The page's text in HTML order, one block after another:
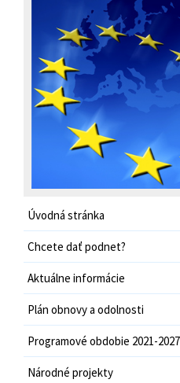
Úvodná stránka
Chcete dať podnet?
Aktuálne informácie
Plán obnovy a odolnosti
Programové obdobie 2021-2027
Národné projekty